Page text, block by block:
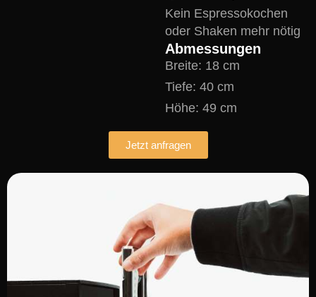
Kein Espressokochen
oder Shaken mehr nötig
Abmessungen
Breite: 18 cm
Tiefe: 40 cm
Höhe: 49 cm
Jetzt anfragen